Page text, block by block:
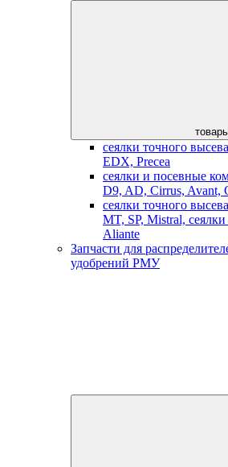
сеялки точного
EDX, Precea
сеялки и посевные
D9, AD, Cirrus, Avant,
сеялки точного
MT, SP, Mistral,
Aliante
Запчасти для
удобрений РМУ